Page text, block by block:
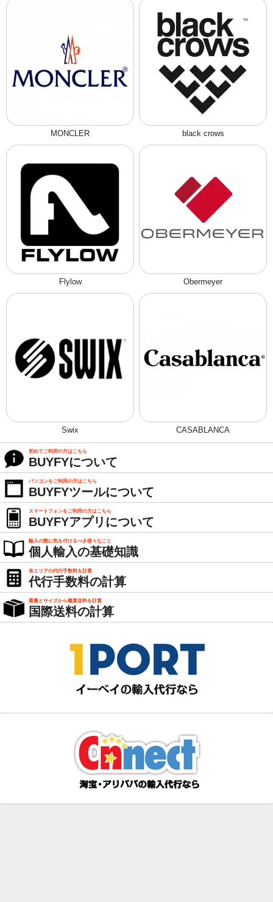
MONCLER black crows
Flylow Obermeyer
Swix CASABLANCA
初めてご利用の方はこちら
BUYFYについて
パソコンをご利用の方はこちら
BUYFYツールについて
スマートフォンをご利用の方はこちら
BUYFYアプリについて
輸入の際に気を付けるべき様々なこと
個人輸入の基礎知識
各エリアの代行手数料を計算
代行手数料の計算
重量とサイズから概算送料を計算
国際送料の計算